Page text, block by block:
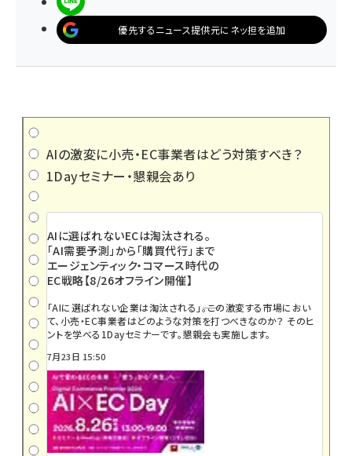
優先するニュース提供元にネッ担を追加
AIの激変に小売・EC事業者はどう対策すべき？
1Dayセミナー・懇親会あり
AIに選ばれないECは淘汰される。
「AI需要予測」から「購買代行」まで
エージェンティック・コマース時代の
EC戦略【8/26オフライン開催】
「AIに選ばれない企業は淘汰される」――。この激変する市場におい
て、小売・EC事業者はどのような対策を打つべきなのか？ そのヒ
ントを学べる1Dayセミナーです。懇親会も実施します。
7月23日 15:50